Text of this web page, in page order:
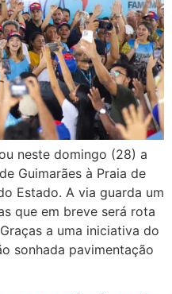
neste domingo (28) a
Guimarães à Praia de
Estado. A via guarda um
que em breve será rota
a uma iniciativa do
sonhada pavimentação